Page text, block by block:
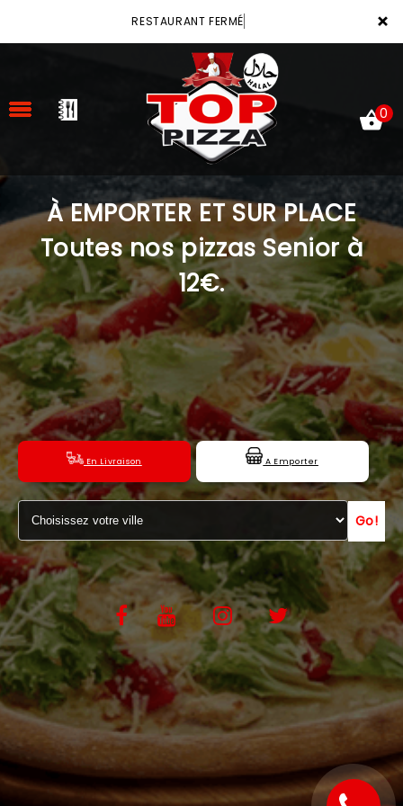
×
RESTAURANT FERMÉ
ACCUEIL
LA CARTE
VOTRE COMPTE
NOTRE RESTAURANT
VOS AVIS
MENTIONS LÉGALES
C.G.V
0
À EMPORTER ET SUR PLACE
Toutes nos pizzas Senior à
12€.
En Livraison A Emporter
Go!